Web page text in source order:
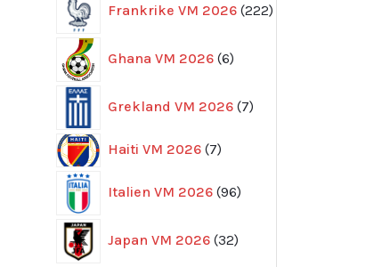
Frankrike VM 2026 222
produkter
Ghana VM 2026 6
produkter
Grekland VM 2026 7
produkter
Haiti VM 2026 77
Italien VM 2026 96
produkter
Japan VM 2026 32
produkter